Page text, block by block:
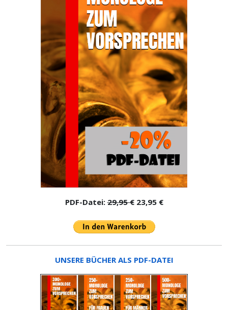
PDF-Datei:29,95 €23,95 €
UNSERE BÜCHER ALS PDF-DATEI